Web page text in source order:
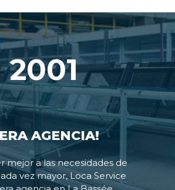
2001
AGENCIA!
mejor a las necesidades de
vez mayor, Loca Service